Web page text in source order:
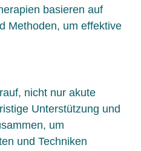
basieren auf
Methoden, um effektive
nicht nur akute
Unterstützung und
um
und Techniken